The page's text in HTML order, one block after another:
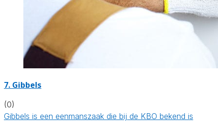
7. Gibbels
(0)
Gibbels is een eenmanszaak die bij de KBO bekend is